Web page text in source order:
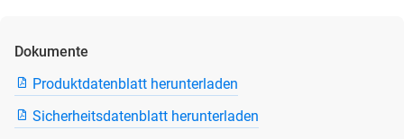
Dokumente
Produktdatenblatt herunterladen
Sicherheitsdatenblatt herunterladen